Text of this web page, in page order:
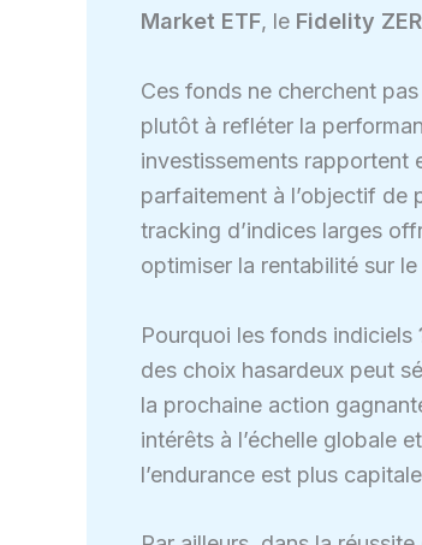
Market ETF, le Fidelity
Ces fonds ne cherchent
plutôt à refléter la
investissements rapportent
parfaitement à l’objectif de
tracking d’indices larges
optimiser la rentabilité sur
Pourquoi les fonds
des choix hasardeux peut
la prochaine action
intérêts à l’échelle globale
l’endurance est plus